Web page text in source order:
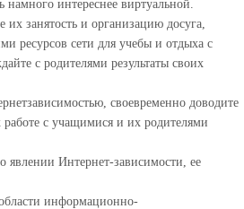
интереснее виртуальной.
занятость и организацию досуга,
ресурсов сети для учебы и отдыха с
с родителями результаты своих
своевременно доводите
с учащимися и их родителями
явлении Интернет-зависимости, ее
информационно-